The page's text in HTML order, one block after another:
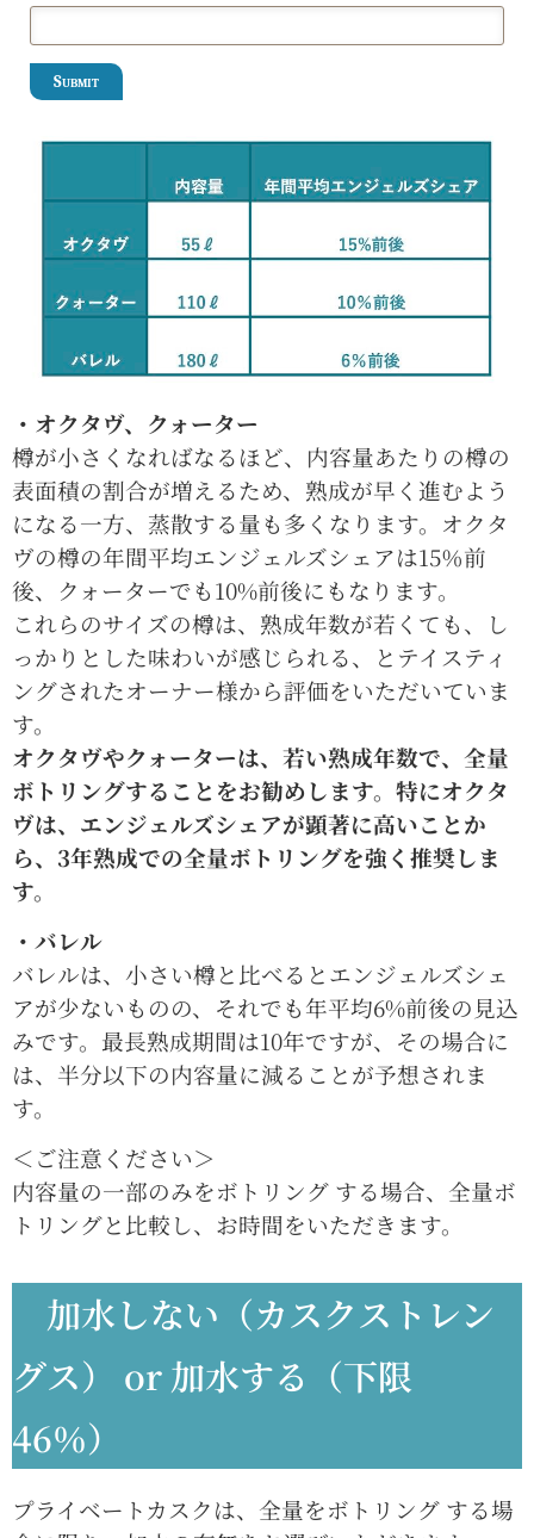
Submit
・オクタヴ、クォーター
樽が小さくなればなるほど、内容量あたりの樽の
表面積の割合が増えるため、熟成が早く進むよう
になる一方、蒸散する量も多くなります。オクタ
ヴの樽の年間平均エンジェルズシェアは15％前
後、クォーターでも10%前後にもなります。
これらのサイズの樽は、熟成年数が若くても、し
っかりとした味わいが感じられる、とテイスティ
ングされたオーナー様から評価をいただいていま
す。
オクタヴやクォーターは、若い熟成年数で、全量
ボトリングすることをお勧めします。特にオクタ
ヴは、エンジェルズシェアが顕著に高いことか
ら、3年熟成での全量ボトリングを強く推奨しま
す。
・バレル
バレルは、小さい樽と比べるとエンジェルズシェ
アが少ないものの、それでも年平均6%前後の見込
みです。最長熟成期間は10年ですが、その場合に
は、半分以下の内容量に減ることが予想されま
す。
＜ご注意ください＞
内容量の一部のみをボトリング する場合、全量ボ
トリングと比較し、お時間をいただきます。
加水しない（カスクストレン
グス） or 加水する（下限
46％）
プライベートカスクは、全量をボトリング する場